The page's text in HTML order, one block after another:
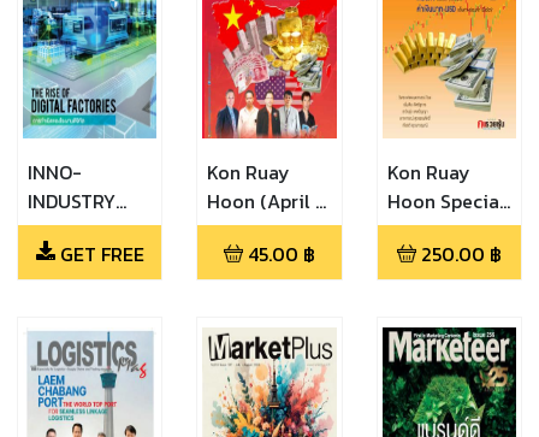
INNO-
INDUSTRY
SUPPORT
(October /
November
GET FREE
Kon Ruay
Hoon (April -
May 2016)
45.00 ฿
Kon Ruay
Hoon Special
(คนรวยหุ้นฉบับ
พิเศษ ประจำปี
2559 - 60)
250.00 ฿